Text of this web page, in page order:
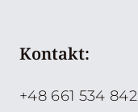
Kontakt:
+48 661 534 842